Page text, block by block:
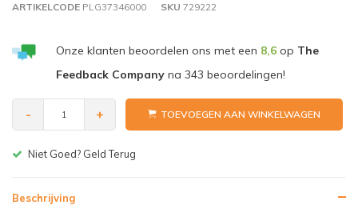
ARTIKELCODE PLG37346000 SKU 729222
Onze klanten beoordelen ons met een 8,6op The
Feedback Companyna 343 beoordelingen!
- + TOEVOEGEN AAN WINKELWAGEN
Gratis bezorgen v.a. € 150,-(NL)
Beschrijving